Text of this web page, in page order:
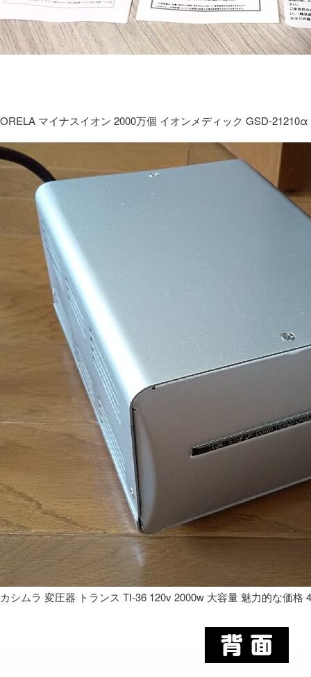
ORELA マイナスイオン 2000万個 イオンメディック GSD-21210α
カシムラ 変圧器 トランス TI-36 120v 2000w 大容量 魅力的な価格